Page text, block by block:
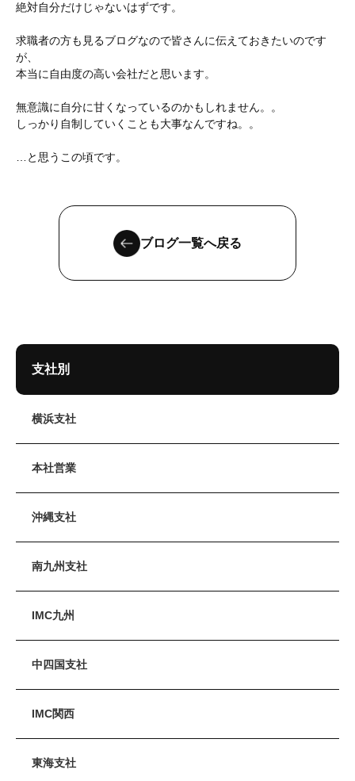
絶対自分だけじゃないはずです。
求職者の方も見るブログなので皆さんに伝えておきたいのです
が、
本当に自由度の高い会社だと思います。
無意識に自分に甘くなっているのかもしれません。。
しっかり自制していくことも大事なんですね。。
…と思うこの頃です。
ブログ一覧へ戻る
支社別
横浜支社
本社営業
沖縄支社
南九州支社
IMC九州
中四国支社
IMC関西
東海支社